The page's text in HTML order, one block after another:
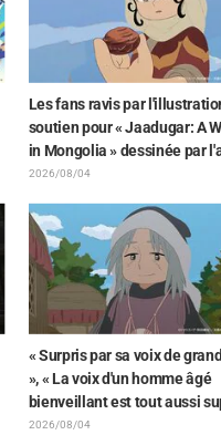
Les fans ravis par
soutien pour « Jaadugar: A
in Mongolia » dessinée par
de « Yowamushi Pedal » : «
avec le style le plus différent
dessine ces personnages »
2026/08/04
« Surpris par sa voix de
», « La voix d'un homme âgé
bienveillant est tout aussi
» : Akira Ishida en chef de clan
2026/08/04